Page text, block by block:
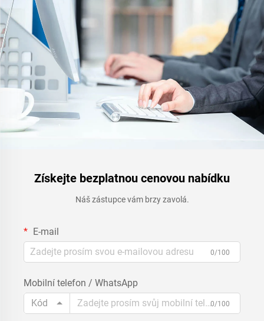
Získejte bezplatnou cenovou nabídku
Náš zástupce vám brzy zavolá.
E-mail
0/100
Mobilní telefon / WhatsApp
Kód
0/100